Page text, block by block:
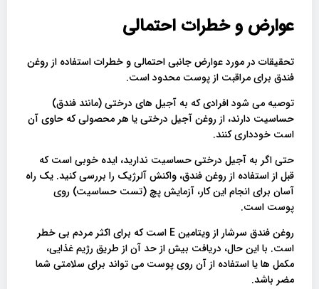
عوارض و خطرات احتمالی
تحقیقات در مورد عوارض جانبی احتمالی و خطرات استفاده از روغن
فندق برای مراقبت از پوست محدود است.
توصیه می شود افرادی که به آجیل های درختی (مانند فندق)
حساسیت دارند، از روغن آجیل درختی یا هر محصولی که حاوی آن
است خودداری کنند.
حتی اگر به آجیل درختی حساسیت ندارید، ایده خوبی است که
قبل از استفاده از روغن فندق، واکنش آلرژیک را بررسی کنید. یک راه
آسان برای انجام این کار، آزمایش پچ (تست حساسیت) روی
پوست است.
روغن فندق سرشار از ویتامین E است که برای اکثر مردم بی خطر
است. با این حال، دریافت بیش از حد آن از طریق رژیم غذایی،
مکمل ها یا استفاده از آن روی پوست می تواند برای سلامتی شما
مضر باشد.